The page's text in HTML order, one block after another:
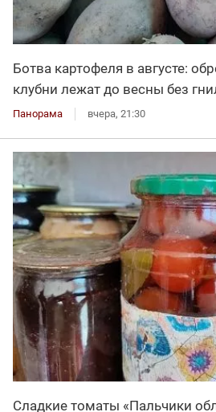
Ботва картофеля в августе:
клубни лежат до весны без
Панорама вчера, 21:30
Сладкие томаты «Пальчики